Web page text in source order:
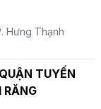
Hưng Thạnh
TUYẾN
RĂNG